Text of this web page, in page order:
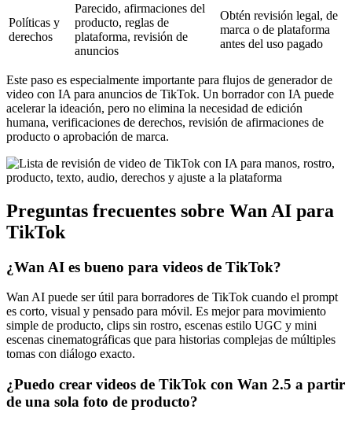
Políticas y
derechos
Parecido, afirmaciones del
producto, reglas de
plataforma, revisión de
anuncios
Obtén revisión legal, de
marca o de plataforma
antes del uso pagado
Este paso es especialmente importante para flujos de generador de
video con IA para anuncios de TikTok. Un borrador con IA puede
acelerar la ideación, pero no elimina la necesidad de edición
humana, verificaciones de derechos, revisión de afirmaciones de
producto o aprobación de marca.
Preguntas frecuentes sobre Wan AI para
TikTok
¿Wan AI es bueno para videos de TikTok?
Wan AI puede ser útil para borradores de TikTok cuando el prompt
es corto, visual y pensado para móvil. Es mejor para movimiento
simple de producto, clips sin rostro, escenas estilo UGC y mini
escenas cinematográficas que para historias complejas de múltiples
tomas con diálogo exacto.
¿Puedo crear videos de TikTok con Wan 2.5 a partir
de una sola foto de producto?